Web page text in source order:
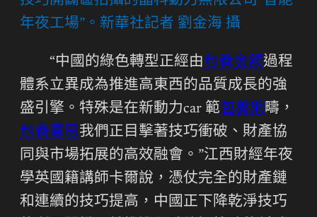
年夜工場”。新華社記者 劉金海 攝
“中國的綠色轉型正經由 包養金額過程
體系立異成為推進高東西的品質成長的強
盛引擎。特殊是在新動力car 範包養網疇，
包養意思我們正目擊著技巧衝破、財產協
同與市場拓展的高效融會。”江西財經年夜
學英國籍講師卡爾說，憑仗完全的財產鏈
和連續的技巧提高，中國正下降乾淨技巧